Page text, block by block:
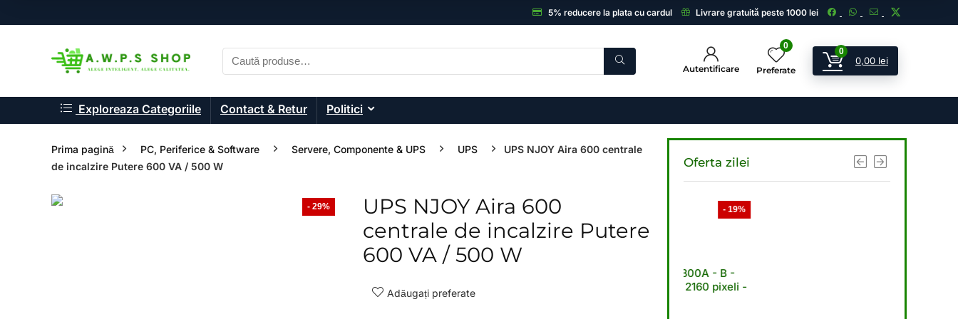
5% reducere la plata cu cardul Livrare gratuită peste 1000 lei
Autentificare
0
Preferate
0
0,00 lei
Exploreaza Categoriile Contact & Retur Politici
Prima pagină PC, Periferice & Software Servere, Componente & UPS UPS
UPS NJOY Aira 600 centrale
de incalzire Putere 600 VA / 500 W
- 29%
UPS NJOY Aira 600
centrale de incalzire Putere
600 VA / 500 W
Adăugați preferate
Oferta zilei
- 14%